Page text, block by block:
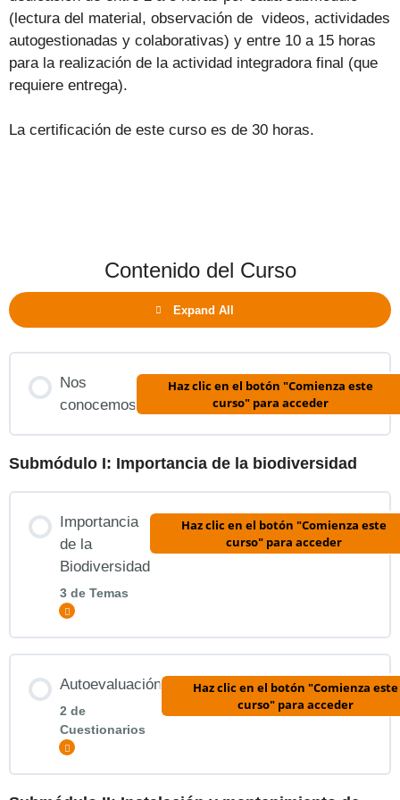
(lectura del material, observación de videos, actividades
autogestionadas y colaborativas) y entre 10 a 15 horas
para la realización de la actividad integradora final (que
requiere entrega).
La certificación de este curso es de 30 horas.
Contenido del Curso
Expand All
Nos
conocemos
Haz clic en el botón "Comienza este
curso" para acceder
Submódulo I: Importancia de la biodiversidad
Importancia
de la
Biodiversidad
3 de Temas
Haz clic en el botón "Comienza este
curso" para acceder
Autoevaluación
2 de
Cuestionarios
Haz clic en el botón "Comienza este
curso" para acceder